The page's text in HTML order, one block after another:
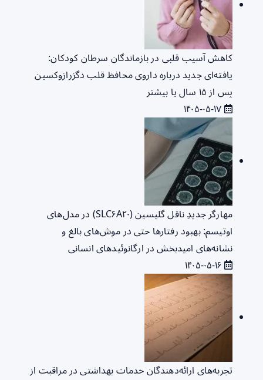
کاهش آسیب قلبی در بازماندگان سرطان کودکان:
یافته‌ای جدید درباره داروی محافظ قلب دگزرازوکسین
پس از ۱۵ سال یا بیشتر
مهارگر جدیدِ ناقل گلیسین (SLC۶A۲۰) در مدل‌های
اوتیسم: بهبود رفتارها حتی در موش‌های بالغ و
نشانه‌های امیدبخش در ارگانوئیدهای انسانی
تجربه‌های ارائه‌دهندگان خدمات بهداشتی در مراقبت از